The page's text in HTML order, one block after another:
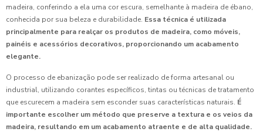
madeira, conferindo a ela uma cor escura, semelhante à madeira de ébano,
conhecida por sua beleza e durabilidade. Essa técnica é utilizada
principalmente para realçar os produtos de madeira, como móveis,
painéis e acessórios decorativos, proporcionando um acabamento
elegante.
O processo de ebanização pode ser realizado de forma artesanal ou
industrial, utilizando corantes específicos, tintas ou técnicas de tratamento
que escurecem a madeira sem esconder suas características naturais. É
importante escolher um método que preserve a textura e os veios da
madeira, resultando em um acabamento atraente e de alta qualidade.